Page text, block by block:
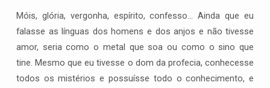
Móis, glória, vergonha, espírito, confesso… Ainda que eu
falasse as línguas dos homens e dos anjos e não tivesse
amor, seria como o metal que soa ou como o sino que
tine. Mesmo que eu tivesse o dom da profecia, conhecesse
todos os mistérios e possuísse todo o conhecimento, e